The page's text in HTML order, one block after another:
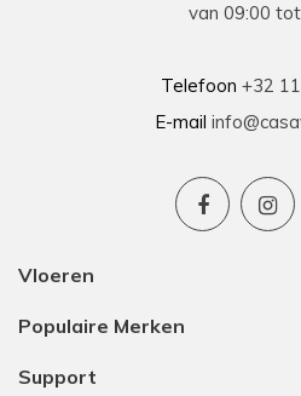
van 09:00
Telefoon +32
E-mail
Vloeren
Populaire Merken
Support